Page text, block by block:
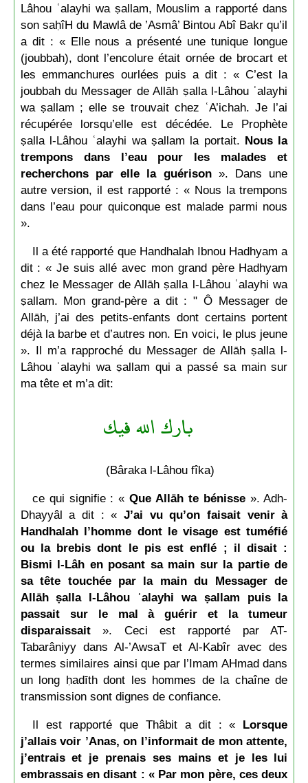
Lâhou ʿalayhi wa ṣallam, Mouslim a rapporté dans
son saḥîH du Mawlâ de ’Asmâ’ Bintou Abî Bakr qu’il
a dit : « Elle nous a présenté une tunique longue
(joubbah), dont l’encolure était ornée de brocart et
les emmanchures ourlées puis a dit : « C’est la
joubbah du Messager de Allāh ṣalla l-Lâhou ʿalayhi
wa ṣallam ; elle se trouvait chez ʿA’ichah. Je l’ai
récupérée lorsqu’elle est décédée. Le Prophète
ṣalla l-Lâhou ʿalayhi wa ṣallam la portait. Nous la
trempons dans l’eau pour les malades et
recherchons par elle la guérison». Dans une
autre version, il est rapporté : « Nous la trempons
dans l’eau pour quiconque est malade parmi nous
».
Il a été rapporté que Handhalah Ibnou Hadhyam a
dit : « Je suis allé avec mon grand père Hadhyam
chez le Messager de Allāh ṣalla l-Lâhou ʿalayhi wa
ṣallam. Mon grand-père a dit : " Ô Messager de
Allāh, j’ai des petits-enfants dont certains portent
déjà la barbe et d’autres non. En voici, le plus jeune
». Il m’a rapproché du Messager de Allāh ṣalla l-
Lâhou ʿalayhi wa ṣallam qui a passé sa main sur
ma tête et m’a dit:
بارك الله فيك
(Bâraka l-Lâhou fîka)
ce qui signifie : «Que Allāh te bénisse». Adh-
Dhayyâl a dit : « J’ai vu qu’on faisait venir à
Handhalah l’homme dont le visage est tuméfié
ou la brebis dont le pis est enflé ; il disait :
Bismi l-Lâh en posant sa main sur la partie de
sa tête touchée par la main du Messager de
Allāh ṣalla l-Lâhou ʿalayhi wa ṣallam puis la
passait sur le mal à guérir et la tumeur
disparaissait». Ceci est rapporté par AT-
Tabarâniyy dans Al-’AwsaT et Al-Kabîr avec des
termes similaires ainsi que par l’Imam AHmad dans
un long ḥadīth dont les hommes de la chaîne de
transmission sont dignes de confiance.
Il est rapporté que Thâbit a dit : « Lorsque
j’allais voir ’Anas, on l’informait de mon attente,
j’entrais et je prenais ses mains et je les lui
embrassais en disant : « Par mon père, ces deux